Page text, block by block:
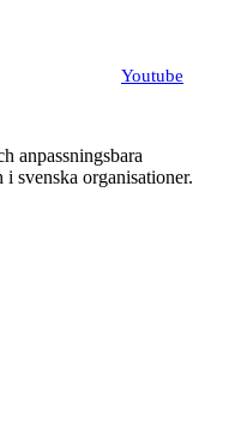
Youtube
anpassningsbara
svenska organisationer.